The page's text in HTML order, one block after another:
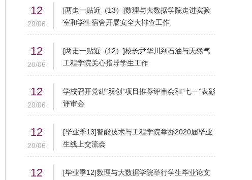
12
20/06
[两走一贴近（13）]数理与大数据学院走进实验
室和学生宿舍开展安全大排查工作
12
20/06
[两走一贴近（12）]校长尹华川到石油与天然气
工程学院关心指导学生工作
12
20/06
学校召开党建“双创”项目推荐评审会和“七一”表彰
评审会
12
20/06
[毕业季13]智能技术与工程学院举办2020届毕业
生线上交流会
12
[毕业季12]数理与大数据学院举行学生毕业论文